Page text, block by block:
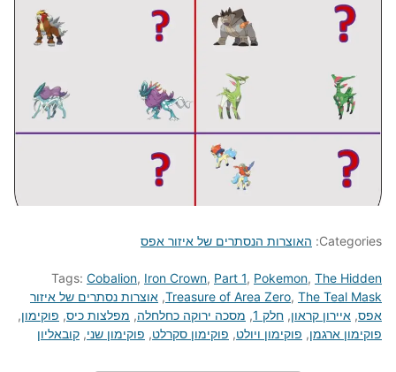
Categories: האוצרות הנסתרים של איזור אפס
Tags: Cobalion, Iron Crown, Part 1, Pokemon, The Hidden
Treasure of Area Zero, The Teal Mask
, אוצרות נסתרים של איזור
אפס, איירון קראון, חלק 1 , מסכה ירוקה כחלחלה, מפלצות כיס, פוקימון,
פוקימון ארגמן, פוקימון ויולט, פוקימון סקרלט, פוקימון שני, קובאליון